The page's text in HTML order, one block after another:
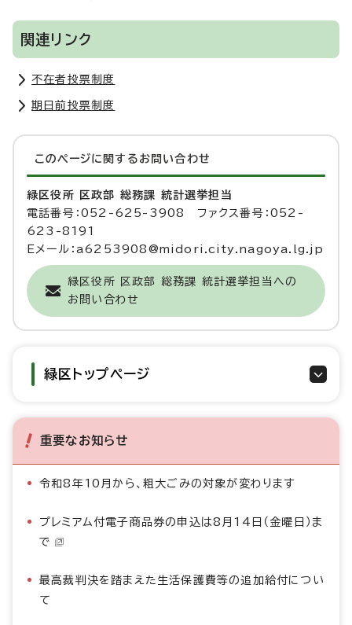
関連リンク
不在者投票制度
期日前投票制度
このページに関する お問い合わせ
緑区役所 区政部 総務課 統計選挙担当
電話番号：052-625-3908 ファクス番号：052-
623-8191
Eメール：a6253908@midori.city.nagoya.lg.jp
緑区役所 区政部 総務課 統計選挙担当への
お問い合わせ
緑区トップページ
重要なお知らせ
令和8年10月から、粗大ごみの対象が変わります
プレミアム付電子商品券の申込は8月14日（金曜日）ま
で
最高裁判決を踏まえた生活保護費等の追加給付につい
て